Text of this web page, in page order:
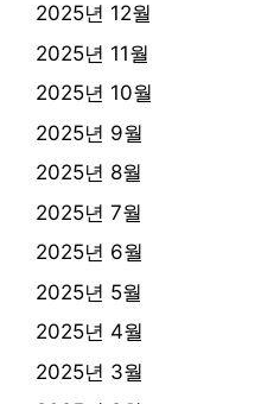
2025년 12월
2025년 11월
2025년 10월
2025년 9월
2025년 8월
2025년 7월
2025년 6월
2025년 5월
2025년 4월
2025년 3월